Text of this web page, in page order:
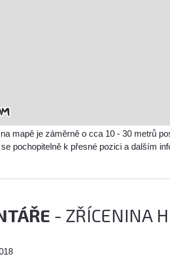
na mapě je záměrně o cca 10 - 30 metrů
se pochopitelně k přesné pozici a dalším
- ZŘÍCENINA